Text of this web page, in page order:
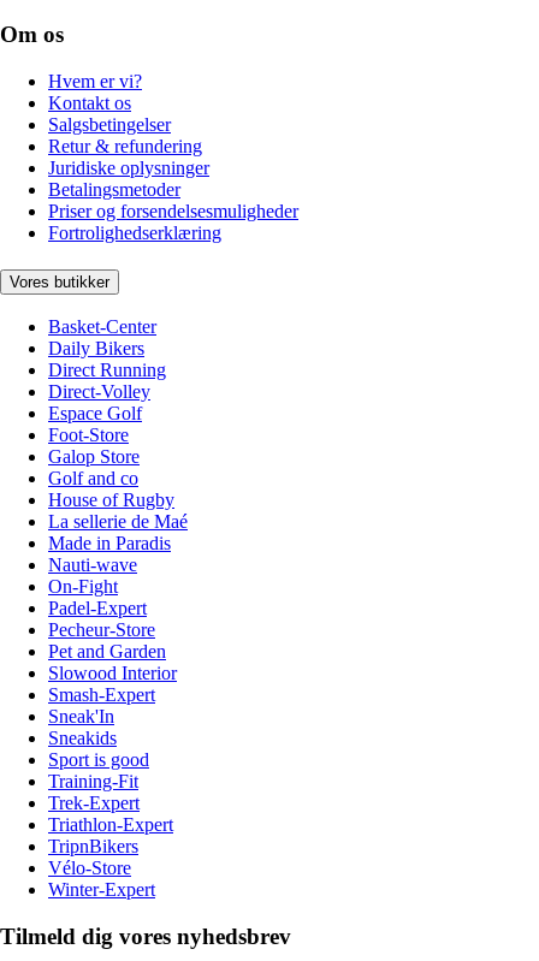
Om os
Hvem er vi?
Kontakt os
Salgsbetingelser
Retur & refundering
Juridiske oplysninger
Betalingsmetoder
Priser og forsendelsesmuligheder
Fortrolighedserklæring
Vores butikker
Basket-Center
Daily Bikers
Direct Running
Direct-Volley
Espace Golf
Foot-Store
Galop Store
Golf and co
House of Rugby
La sellerie de Maé
Made in Paradis
Nauti-wave
On-Fight
Padel-Expert
Pecheur-Store
Pet and Garden
Slowood Interior
Smash-Expert
Sneak'In
Sneakids
Sport is good
Training-Fit
Trek-Expert
Triathlon-Expert
TripnBikers
Vélo-Store
Winter-Expert
Tilmeld dig vores nyhedsbrev